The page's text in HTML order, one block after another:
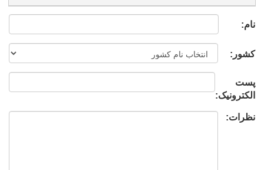
نام:
کشور:
پست
الکترونیک:
نظرات: